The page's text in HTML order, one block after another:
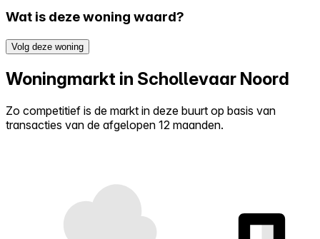
Wat is deze woning waard?
Volg deze woning
Woningmarkt in Schollevaar Noord
Zo competitief is de markt in deze buurt op basis van
transacties van de afgelopen 12 maanden.